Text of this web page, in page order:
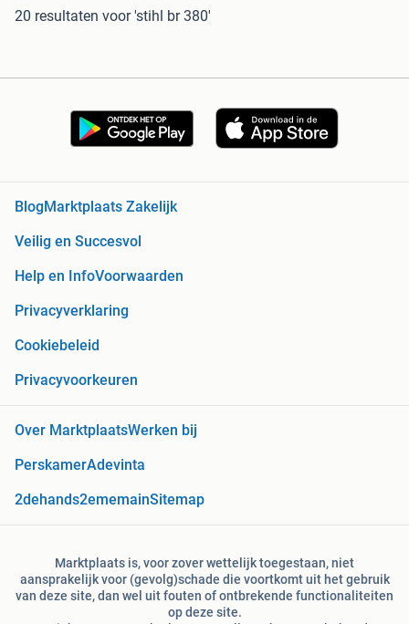
20 resultaten voor 'stihl br 380'
BlogMarktplaats Zakelijk
Veilig en Succesvol
Help en InfoVoorwaarden
Privacyverklaring
Cookiebeleid
Privacyvoorkeuren
Over MarktplaatsWerken bij
PerskamerAdevinta
2dehands2ememainSitemap
Marktplaats is, voor zover wettelijk toegestaan, niet
aansprakelijk voor (gevolg)schade die voortkomt uit het gebruik
van deze site, dan wel uit fouten of ontbrekende functionaliteiten
op deze site.